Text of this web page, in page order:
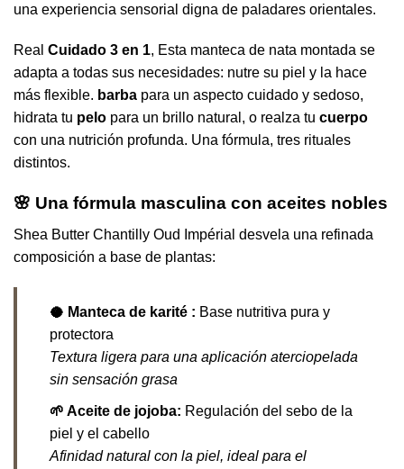
una experiencia sensorial digna de paladares orientales.
Real Cuidado 3 en 1, Esta manteca de nata montada se
adapta a todas sus necesidades: nutre su piel y la hace
más flexible. barba para un aspecto cuidado y sedoso,
hidrata tu pelo para un brillo natural, o realza tu cuerpo
con una nutrición profunda. Una fórmula, tres rituales
distintos.
🌸 Una fórmula masculina con aceites nobles
Shea Butter Chantilly Oud Impérial desvela una refinada
composición a base de plantas:
🥥 Manteca de karité : Base nutritiva pura y
protectora
Textura ligera para una aplicación aterciopelada
sin sensación grasa
🌱 Aceite de jojoba: Regulación del sebo de la
piel y el cabello
Afinidad natural con la piel, ideal para el